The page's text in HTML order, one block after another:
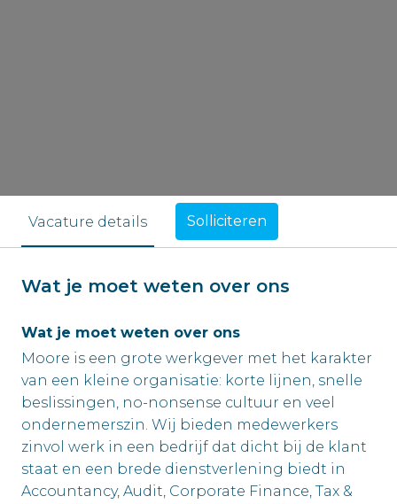
Vacature details Solliciteren
Wat je moet weten over ons
Wat je moet weten over ons
Moore is een grote werkgever met het karakter
van een kleine organisatie: korte lijnen, snelle
beslissingen, no-nonsense cultuur en veel
ondernemerszin. Wij bieden medewerkers
zinvol werk in een bedrijf dat dicht bij de klant
staat en een brede dienstverlening biedt in
Accountancy, Audit, Corporate Finance, Tax &